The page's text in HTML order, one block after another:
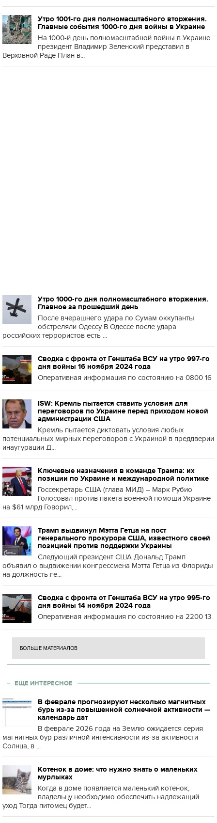
Утро 1001-го дня полномасштабного вторжения.
Главные события 1000-го дня войны в Украине
На 1000-й день полномасштабной войны в Украине
президент Владимир Зеленский представил в
Верховной Раде План в...
Утро 1000-го дня полномасштабного вторжения.
Главное за прошедший день
После вчерашнего удара по Сумам оккупанты
обстреляли Одессу В Одессе после удара
российских террористов есть ...
Сводка с фронта от Генштаба ВСУ на утро 997-го
дня войны 16 ноября 2024 года
Оперативная информация по состоянию на 0800 16
ISW: Кремль пытается ставить условия для
переговоров по Украине перед приходом новой
администрации США
Кремль пытается диктовать условия любых
потенциальных мирных переговоров с Украиной в преддверии
инаугурации Д...
Ключевые назначения в команде Трампа: их
позиции по Украине и международной политике
Госсекретарь США (глава МИД) – Марк Рубио
Голосовал против пакета военной помощи Украине
на $61 млрд Говорил,...
Трамп выдвинул Мэтта Гетца на пост
генерального прокурора США, известного своей
позицией против поддержки Украины
Следующий президент США Дональд Трамп
объявил о выдвижении конгрессмена Мэтта Гетца из Флориды
на должность ге...
Сводка с фронта от Генштаба ВСУ на утро 995-го
дня войны 14 ноября 2024 года
Оперативная информация по состоянию на 2200 13
БОЛЬШЕ МАТЕРИАЛОВ
ЕЩЕ ИНТЕРЕСНОЕ
В феврале прогнозируют несколько магнитных
бурь из-за повышенной солнечной активности —
календарь дат
В феврале 2026 года на Землю ожидается серия
магнитных бур различной интенсивности из-за активности
Солнца, в ...
Котенок в доме: что нужно знать о маленьких
мурлыках
Когда в доме появляется маленький котенок,
владельцу необходимо обеспечить надлежащий
уход Тогда питомец будет...